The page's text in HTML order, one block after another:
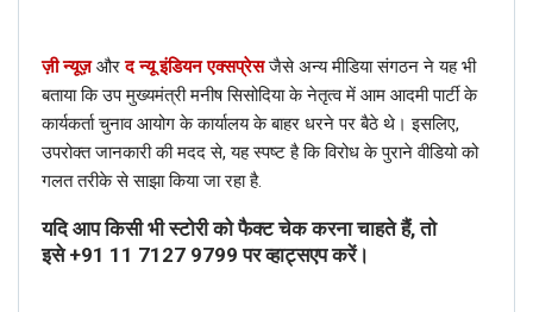
ज़ी न्यूज़औरद न्यू इंडियन एक्सप्रेसजैसे अन्य मीडिया संगठन ने यह भी
बताया कि उप मुख्यमंत्री मनीष सिसोदिया के नेतृत्व में आम आदमी पार्टी के
कार्यकर्ता चुनाव आयोग के कार्यालय के बाहर धरने पर बैठे थे। इसलिए,
उपरोक्त जानकारी की मदद से, यह स्पष्ट है कि विरोध के पुराने वीडियो को
गलत तरीके से साझा किया जा रहा है.
यदि आप किसी भी स्टोरी को फैक्ट चेक करना चाहते हैं, तो
इसे+91 11 7127 9799पर व्हाट्सएप करें।